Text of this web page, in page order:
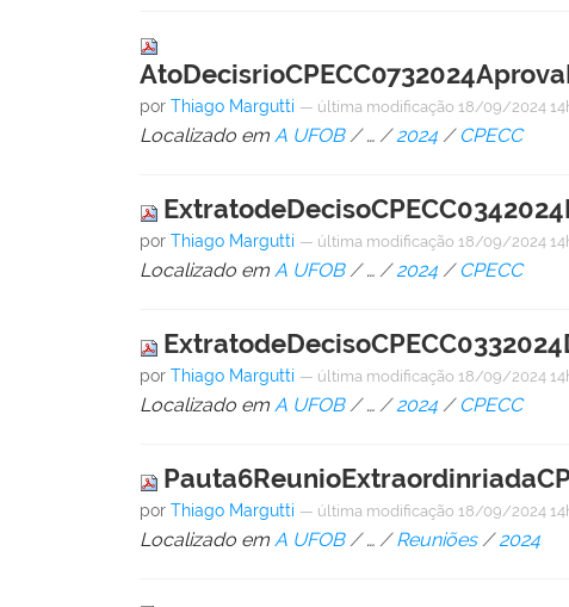
porThiago Margutti — última modificação 18/09/2024
Localizado em A UFOB /…/2024 / CPECC
porThiago Margutti — última modificação 18/09/2024
Localizado em A UFOB /…/2024 / CPECC
porThiago Margutti — última modificação 18/09/2024
Localizado em A UFOB /…/2024 / CPECC
porThiago Margutti — última modificação 18/09/2024
Localizado em A UFOB /…/Reuniões /2024